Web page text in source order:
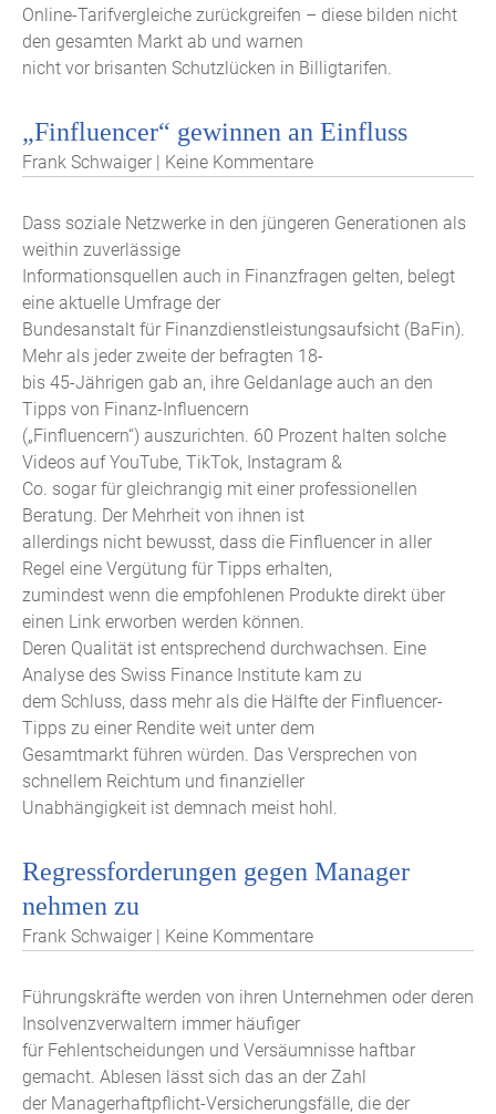
Online-Tarifvergleiche zurückgreifen – diese bilden nicht
den gesamten Markt ab und warnen
nicht vor brisanten Schutzlücken in Billigtarifen.
„Finfluencer“ gewinnen an Einfluss
Frank Schwaiger | Keine Kommentare
Dass soziale Netzwerke in den jüngeren Generationen als
weithin zuverlässige
Informationsquellen auch in Finanzfragen gelten, belegt
eine aktuelle Umfrage der
Bundesanstalt für Finanzdienstleistungsaufsicht (BaFin).
Mehr als jeder zweite der befragten 18-
bis 45-Jährigen gab an, ihre Geldanlage auch an den
Tipps von Finanz-Influencern
(„Finfluencern“) auszurichten. 60 Prozent halten solche
Videos auf YouTube, TikTok, Instagram &
Co. sogar für gleichrangig mit einer professionellen
Beratung. Der Mehrheit von ihnen ist
allerdings nicht bewusst, dass die Finfluencer in aller
Regel eine Vergütung für Tipps erhalten,
zumindest wenn die empfohlenen Produkte direkt über
einen Link erworben werden können.
Deren Qualität ist entsprechend durchwachsen. Eine
Analyse des Swiss Finance Institute kam zu
dem Schluss, dass mehr als die Hälfte der Finfluencer-
Tipps zu einer Rendite weit unter dem
Gesamtmarkt führen würden. Das Versprechen von
schnellem Reichtum und finanzieller
Unabhängigkeit ist demnach meist hohl.
Regressforderungen gegen Manager
nehmen zu
Frank Schwaiger | Keine Kommentare
Führungskräfte werden von ihren Unternehmen oder deren
Insolvenzverwaltern immer häufiger
für Fehlentscheidungen und Versäumnisse haftbar
gemacht. Ablesen lässt sich das an der Zahl
der Managerhaftpflicht-Versicherungsfälle, die der